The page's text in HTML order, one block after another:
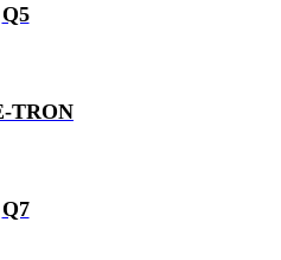
Q5
TRON
Q7